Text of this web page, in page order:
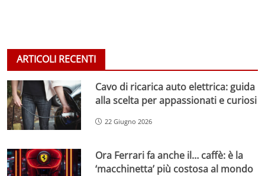
ARTICOLI RECENTI
Cavo di ricarica auto elettrica: guida
alla scelta per appassionati e curiosi
22 Giugno 2026
Ora Ferrari fa anche il… caffè: è la
‘macchinetta’ più costosa al mondo